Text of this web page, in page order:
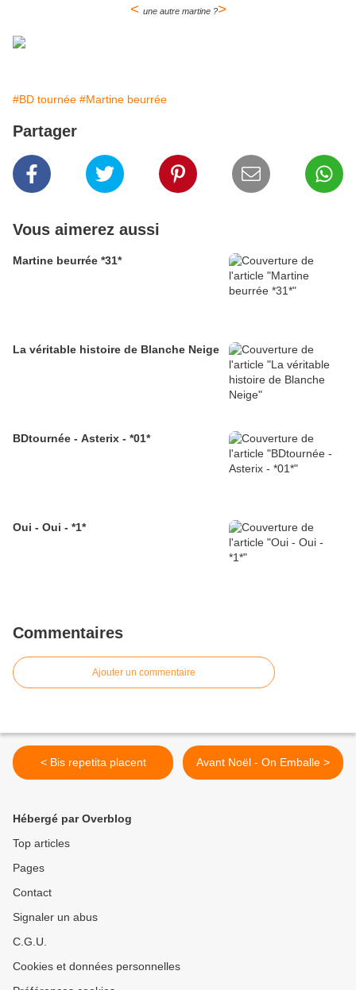
< une autre martine ?>
#BD tournée #Martine beurrée
Partager
Vous aimerez aussi
Martine beurrée *31*
La véritable histoire de Blanche Neige
BDtournée - Asterix - *01*
Oui - Oui - *1*
Commentaires
Ajouter un commentaire
< Bis repetita placent Avant Noël - On Emballe >
Hébergé par Overblog
Top articles
Pages
Contact
Signaler un abus
C.G.U.
Cookies et données personnelles